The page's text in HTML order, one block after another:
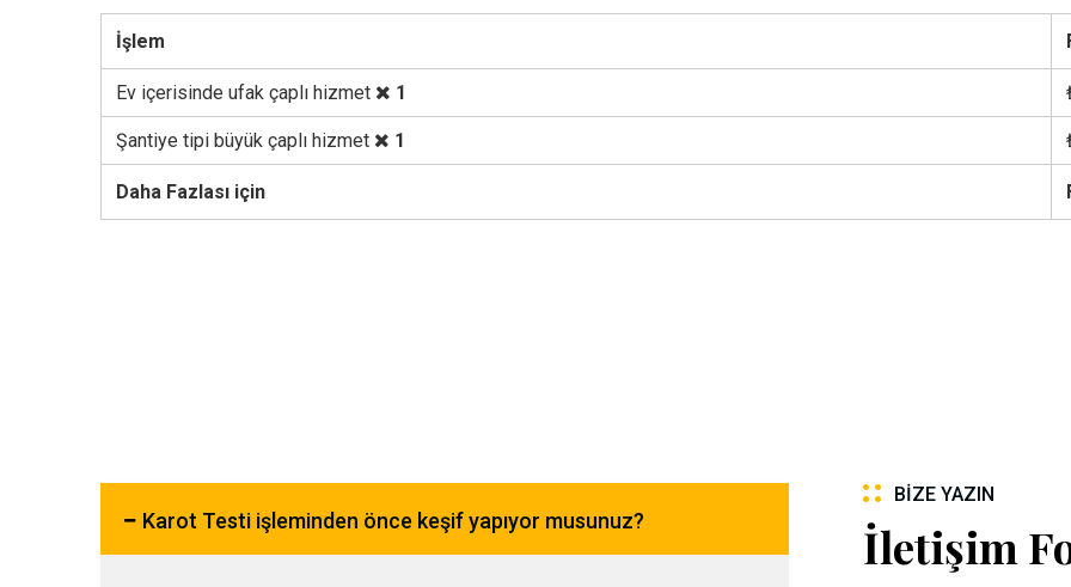
İşlem
Ev içerisinde ufak çaplı hizmet 1
Şantiye tipi büyük çaplı hizmet 1
Daha Fazlası için
Karot Testi işleminden önce keşif yapıyor musunuz?
BIZE YAZIN
İletişim